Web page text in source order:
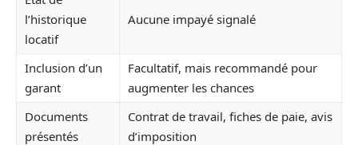
l’historique
locatif
Aucune impayé signalé
Inclusion d’un
garant
Facultatif, mais recommandé pour
augmenter les chances
Documents
présentés
Contrat de travail, fiches de paie, avis
d’imposition